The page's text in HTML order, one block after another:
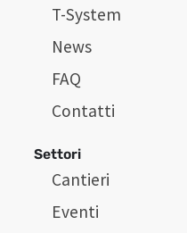
T-System
News
FAQ
Contatti
Settori
Cantieri
Eventi